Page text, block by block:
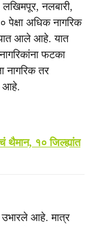
लखिमपूर, नलबारी,
पेक्षा अधिक नागरिक
आले आहे. यात
फटका
नागरिक तर
आहे.
१० जिल्ह्यांत
उभारले आहे. मात्र